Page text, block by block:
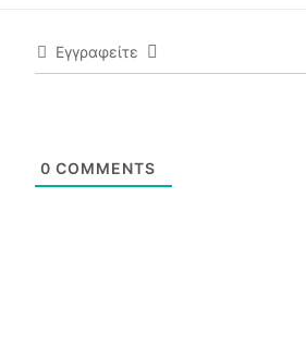
Εγγραφείτε
0 COMMENTS